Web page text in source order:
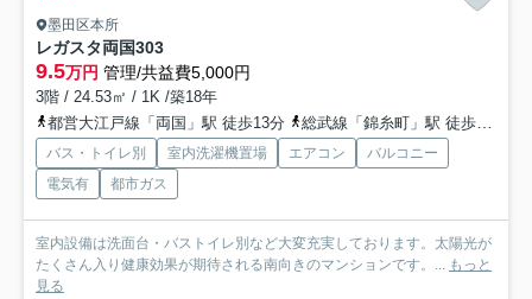
墨田区本所
レガスタ両国303
9.5万円 管理/共益費5,000円
3階 / 24.53㎡ / 1K /築18年
都営大江戸線「両国」駅 徒歩13分
総武線「錦糸町」駅 徒歩18分
バス・トイレ別 室内洗濯機置場 エアコン
バルコニー
電気有
都市ガス
室内設備は洗面台・バストイレ別など大変充実しております。太陽光が
たくさん入り健康効果が期待される南向きのマンションです。... もっと
見る